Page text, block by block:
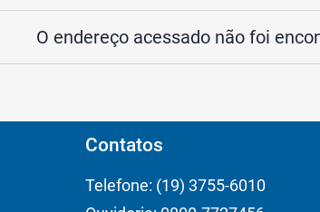
O endereço acessado não foi
Contatos
Telefone: (19) 3755-6010